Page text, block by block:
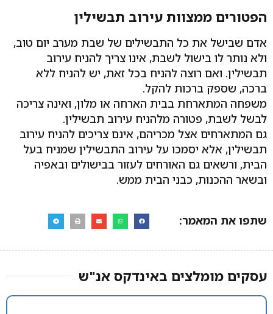
הפטורים ממצוות עירוב תבשילין
אדם שבישל את כל התבשילים של שבת מערב יום טוב,
ולא נותר לו בישול לשבת, אינו צריך להניח עירוב
תבשילין. ואם רוצה להניח בכל זאת, יש להניח ללא
ברכה, שספק ברכות להקל.
משפחה המתארחת בבית הארחה או מלון, ואינה צריכה
לבשל לשבת, פטורה מלהניח עירוב תבשילין.
גם המתארחים אצל מכריהם, אינם צריכים להניח עירוב
תבשילין, אלא יסמכו על עירוב התבשילין שמניח בעל
הבית, ורשאים גם האורחים לעזור בבישולים ובאפיה
ובשאר ההכנות, כבני הבית ממש.
שתפו את המאמר:
עסקים מומלצים באינדקס אנ"ש​